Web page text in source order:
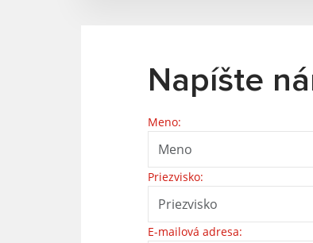
Napíšte
Meno:
Priezvisko:
E-mailová adresa: